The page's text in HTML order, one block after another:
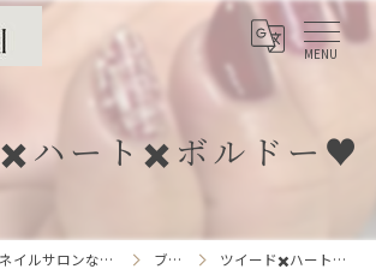
✖️ハート✖️ボルドー♥️
北海道江別市のネイルサロンならnailsalon YUTARI ブログ ツイード✖️ハート✖️ボルドー♥️